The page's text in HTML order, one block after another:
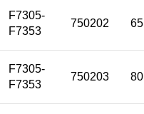
F7305-
F7353
750202 65
F7305-
F7353
750203 80